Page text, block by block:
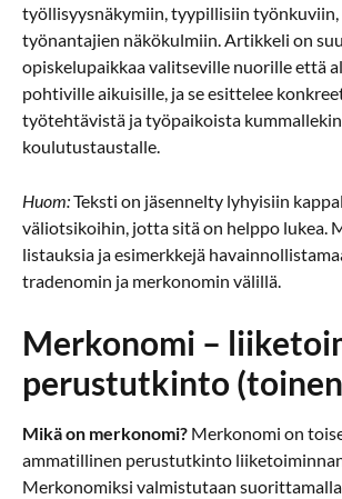
työllisyysnäkymiin, tyypillisiin
työnantajien näkökulmiin. Artikkeli on
opiskelupaikkaa valitseville nuorille että
pohtiville aikuisille, ja se esittelee
työtehtävistä ja työpaikoista kummallekin
koulutustaustalle.
Huom:Teksti on jäsennelty lyhyisiin
väliotsikoihin, jotta sitä on helppo lukea.
listauksia ja esimerkkejä
tradenomin ja merkonomin välillä.
Merkonomi –
perustutkinto
Mikä on merkonomi? Merkonomi on
ammatillinen perustutkinto
Merkonomiksi valmistutaan suorittamalla